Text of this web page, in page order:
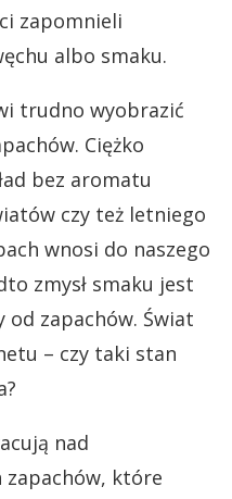
zapomnieli
albo smaku.
trudno wyobrazić
Ciężko
bez aromatu
czy też letniego
wnosi do naszego
zmysł smaku jest
od zapachów. Świat
– czy taki stan
nad
które